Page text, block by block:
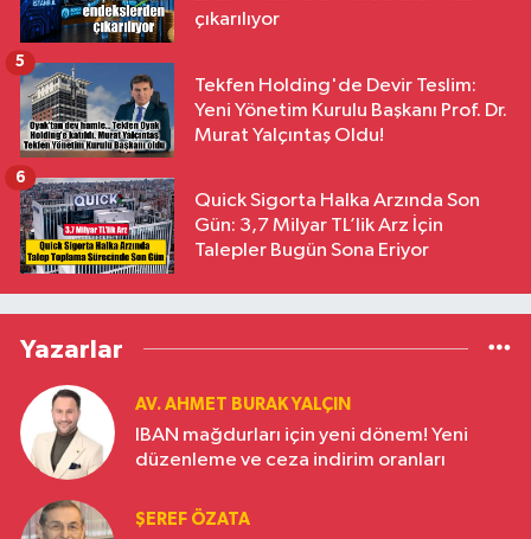
çıkarılıyor
Tekfen Holding'de Devir Teslim:
Yeni Yönetim Kurulu Başkanı Prof. Dr.
Murat Yalçıntaş Oldu!
5
Quick Sigorta Halka Arzında Son
Gün: 3,7 Milyar TL’lik Arz İçin
Talepler Bugün Sona Eriyor
6
Yazarlar
AV. AHMET BURAK YALÇIN
IBAN mağdurları için yeni dönem! Yeni
düzenleme ve ceza indirim oranları
ŞEREF ÖZATA